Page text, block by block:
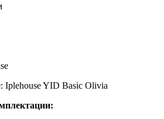
Iplehouse YID Basic Olivia